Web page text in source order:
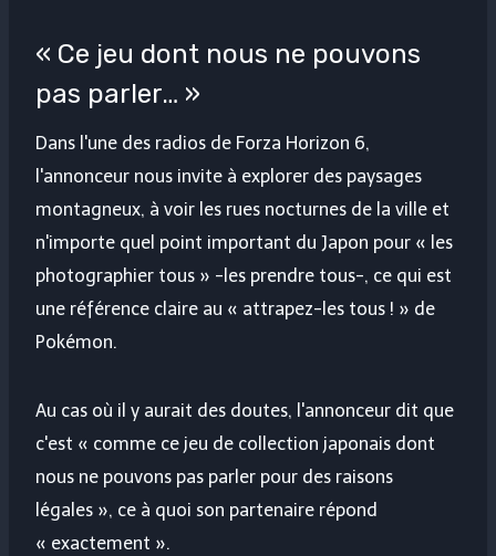
« Ce jeu dont nous ne pouvons
pas parler… »
Dans l'une des radios de Forza Horizon 6,
l'annonceur nous invite à explorer des paysages
montagneux, à voir les rues nocturnes de la ville et
n'importe quel point important du Japon pour « les
photographier tous » -les prendre tous-, ce qui est
une référence claire au « attrapez-les tous ! » de
Pokémon.
Au cas où il y aurait des doutes, l'annonceur dit que
c'est « comme ce jeu de collection japonais dont
nous ne pouvons pas parler pour des raisons
légales », ce à quoi son partenaire répond
« exactement ».